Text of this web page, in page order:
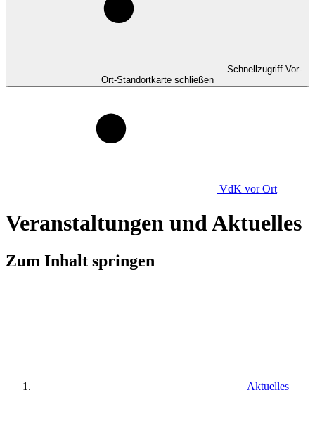
Schnellzugriff Vor-
Ort-Standortkarte schließen
VdK vor Ort
Veranstaltungen und Aktuelles
Zum Inhalt springen
Aktuelles